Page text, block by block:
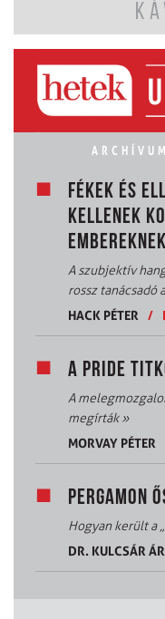
FÉKEK ÉS
KELLENEK
A szubjektív
rossz tanácsadó
HACK PÉTER
/
A PRIDE
A
megírták»
MORVAY PÉTER
PERGAMON
Hogyan került a
DR. KULCSÁR